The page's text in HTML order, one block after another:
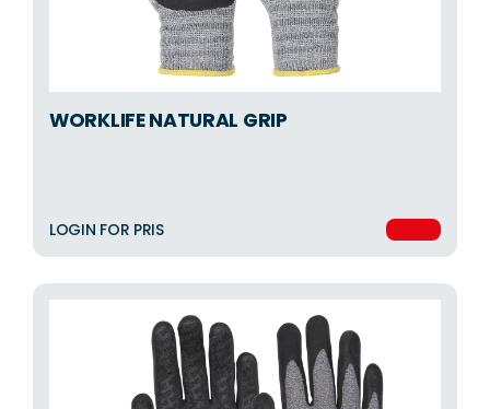
WORKLIFE NATURAL GRIP
LOGIN FOR PRIS